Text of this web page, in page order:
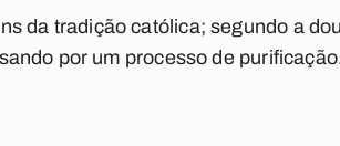
da tradição católica; segundo a
por um processo de